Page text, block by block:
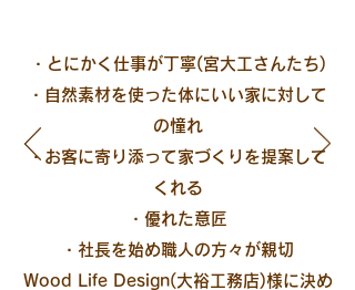
・とにかく仕事が丁寧(宮大工さんたち)
・自然素材を使った体にいい家に対して
の憧れ
・お客に寄り添って家づくりを提案して
くれる
・優れた意匠
・社長を始め職人の方々が親切
Wood Life Design(大裕工務店)様に決め